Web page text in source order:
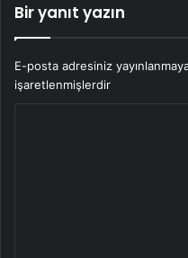
Bir yanıt yazın
E-posta adresiniz
işaretlenmişlerdir